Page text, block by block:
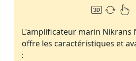
L'amplificateur marin Nikrans
offre les caractéristiques et
: